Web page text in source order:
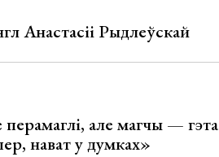
Анастасіі Рыдлеўскай
але магчы — гэта
нават у думках»